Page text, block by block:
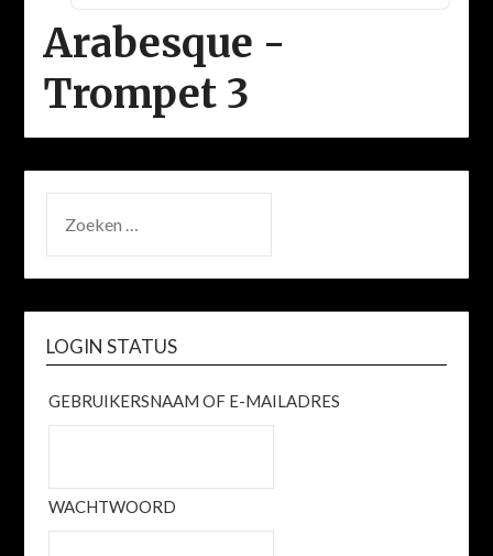
Arabesque -
Trompet 3
NAAR:
LOGIN STATUS
GEBRUIKERSNAAM OF E-MAILADRES
WACHTWOORD